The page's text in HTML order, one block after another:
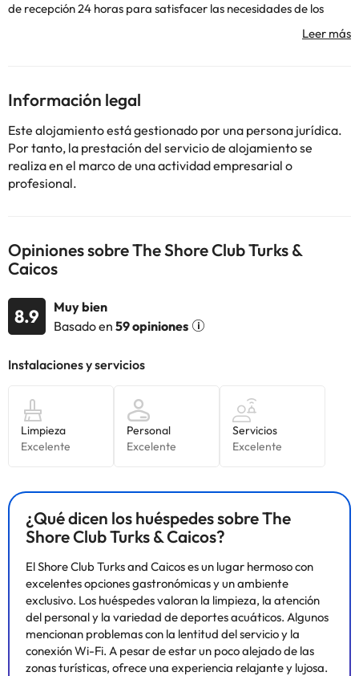
de recepción 24 horas para satisfacer las necesidades de los
huéspedes en cualquier momento del día o de la noche. En The
Shore Club Turks & Caicos, los viajeros que llegan en coche tienen
que se sirven en el comedor. Las personas que se alojen en este
hotel podrán cuidarse como se merecen durante su estancia, ya
que cuenta con una amplia gama de prestaciones de salud y
bienestar.
Algunos de los servicios detallados pueden ser de pago. Puedes
Información legal
Este alojamiento está gestionado por una persona jurídica.
Por tanto, la prestación del servicio de alojamiento se
realiza en el marco de una actividad empresarial o
profesional.
Opiniones sobre The Shore Club Turks &
Caicos
8.9
Muy bien
Basado en 59 opiniones
¿Qué dicen los huéspedes sobre The
Shore Club Turks & Caicos?
El Shore Club Turks and Caicos es un lugar hermoso con
excelentes opciones gastronómicas y un ambiente
exclusivo. Los huéspedes valoran la limpieza, la atención
del personal y la variedad de deportes acuáticos. Algunos
mencionan problemas con la lentitud del servicio y la
conexión Wi-Fi. A pesar de estar un poco alejado de las
zonas turísticas, ofrece una experiencia relajante y lujosa.